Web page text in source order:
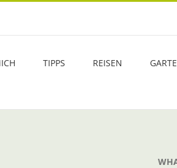
TIPPS REISEN